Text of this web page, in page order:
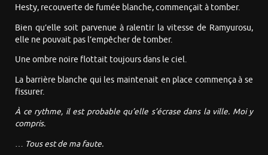
Hesty, recouverte de fumée blanche, commençait à tomber.
Bien qu’elle soit parvenue à ralentir la vitesse de Ramyurosu,
elle ne pouvait pas l’empêcher de tomber.
Une ombre noire flottait toujours dans le ciel.
La barrière blanche qui les maintenait en place commença à se
fissurer.
À ce rythme, il est probable qu’elle s’écrase dans la ville. Moi y
compris.
… Tous est de ma faute.